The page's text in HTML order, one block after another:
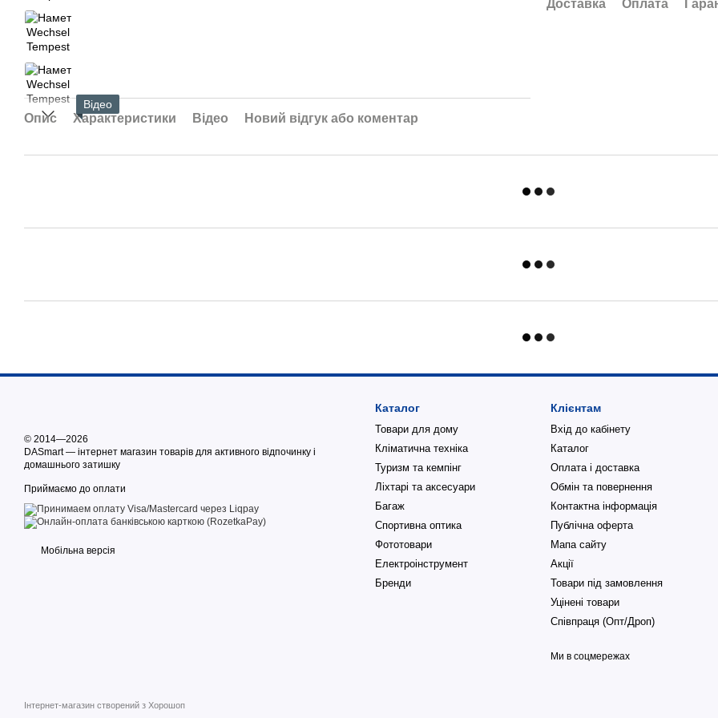
Відео
Опис Характеристики Відео Новий відгук або коментар
Доставка Оплата
© 2014—2026
DASmart — інтернет магазин товарів для активного відпочинку і
домашнього затишку
Приймаємо до оплати
Мобільна версія
Інтернет-магазин створений з Хорошоп
Каталог
Товари для дому
Кліматична техніка
Туризм та кемпінг
Ліхтарі та аксесуари
Багаж
Спортивна оптика
Фототовари
Електроінструмент
Бренди
Клієнтам
Вхід до кабінету
Каталог
Оплата і доставка
Обмін та повернення
Контактна інформація
Публічна оферта
Мапа сайту
Акції
Товари під замовлення
Уцінені товари
Співпраця (Опт/Дроп)
Ми в соцмережах